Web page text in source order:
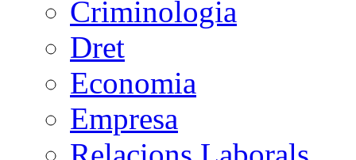
Criminologia
Dret
Economia
Empresa